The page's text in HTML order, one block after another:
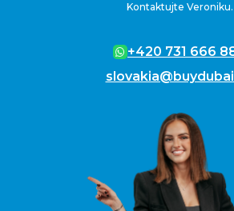
Kontaktujte Veroniku.
+420 731 666